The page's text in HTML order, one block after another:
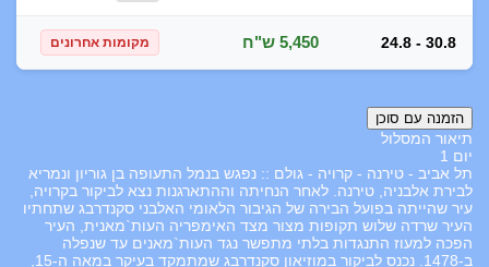
24.8 - 30.8 5,450 ש"ח מקומות אחרונים
תיאור המסלול
יום 1
תל אביב - טירנה - קרויה - גולם :: נפגש בנמל התעופה בן גוריון ונמריא
לבירת אלבניה, טירנה. לאחר הנחיתה וההתארגנות נצא לביקור בקרויה,
עיר שהייתה בפועל הבירה של הגיבור הלאומי האלבני סקנדרבג שתחתיו
העיר שרדה שלוש תקופות מצור מצד האימפריה העות`מאנית, העיר
הפכה למעוז התנגדות בלתי מתפשר נגד העות`מאנים עד שנפלה